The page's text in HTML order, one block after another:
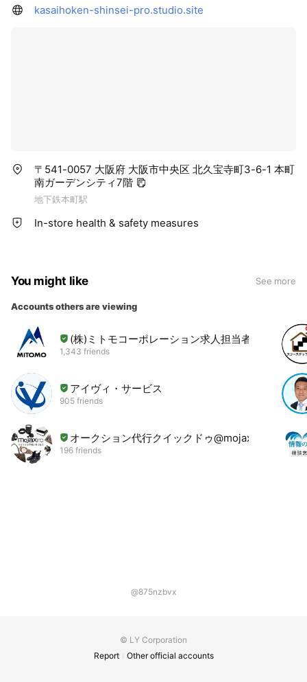
kasaihoken-shinsei-pro.studio.site
〒541-0057 大阪府 大阪市中央区 北久宝寺町3-6-1 本町
南ガーデンシティ7階
地下鉄本町駅
In-store health & safety measures
You might like See more
Accounts others are viewing
(株)ミトモコーポレーション求人担当者
1,343 friends
アイヴィ・サービス
905 friends
オークション代行クイックドゥ@mojax
196 friends
@875nzbvx
© LY Corporation
Report
Other official accounts